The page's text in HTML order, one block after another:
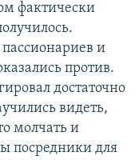
фактически
и
против.
достаточно
видеть,
молчать и
посредники для